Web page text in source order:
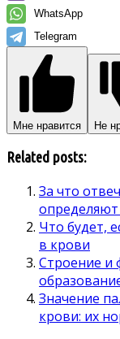
WhatsApp
Telegram
Мне нравится Не
Related posts:
За что
Что будет,
в крови
Строение и
Значение
крови: их